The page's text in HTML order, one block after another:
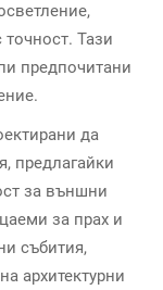
Тази
предпочитани
да
предлагайки
за външни
за прах и
събития,
архитектурни